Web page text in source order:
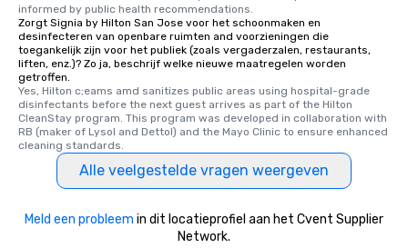
informed by public health recommendations.
Zorgt Signia by Hilton San Jose voor het schoonmaken en
desinfecteren van openbare ruimten and voorzieningen die
toegankelijk zijn voor het publiek (zoals vergaderzalen, restaurants,
liften, enz.)? Zo ja, beschrijf welke nieuwe maatregelen worden
getroffen.
Yes, Hilton c;eams amd sanitizes public areas using hospital-grade
disinfectants before the next guest arrives as part of the Hilton
CleanStay program. This program was developed in collaboration with
RB (maker of Lysol and Dettol) and the Mayo Clinic to ensure enhanced
cleaning standards.
Alle veelgestelde vragen weergeven
Meld een probleem in dit locatieprofiel aan het Cvent Supplier
Network.